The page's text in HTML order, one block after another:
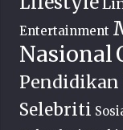
Entertainment
Nasional
Pendidikan
Selebriti